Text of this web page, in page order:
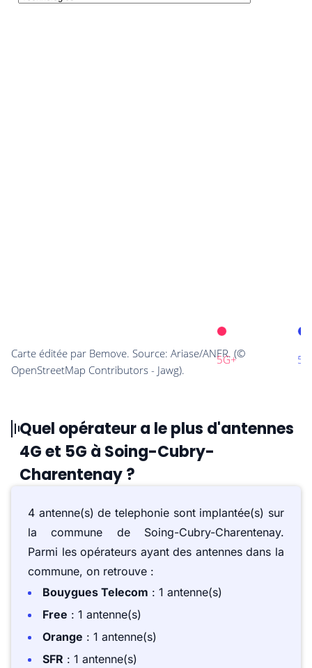
Quel opérateur a le plus d'antennes
4G et 5G à Soing-Cubry-
Charentenay ?
4 antenne(s) de telephonie sont implantée(s) sur
la commune de Soing-Cubry-Charentenay.
Parmi les opérateurs ayant des antennes dans la
commune, on retrouve :
Bouygues Telecom : 1 antenne(s)
Free : 1 antenne(s)
Orange : 1 antenne(s)
SFR : 1 antenne(s)